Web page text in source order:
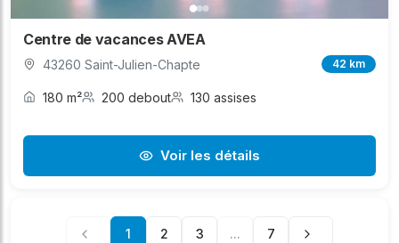
Centre de vacances AVEA
43260 Saint-Julien-Chapte 42 km
180 m² 200 debout 130 assises
Voir les détails
1 2 3 ... 7